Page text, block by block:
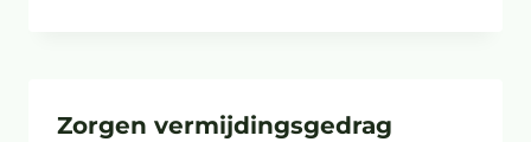
Zorgen vermijdingsgedrag